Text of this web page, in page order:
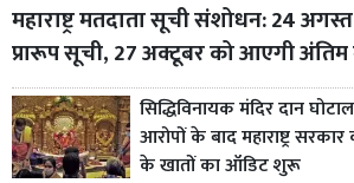
महाराष्ट्र मतदाता सूची संशोधन: 24
प्रारूप सूची, 27 अक्टूबर को आएगी अंतिम
सिद्धिविनायक मंदिर दान
आरोपों के बाद महाराष्ट्र
के खातों का ऑडिट शुरू